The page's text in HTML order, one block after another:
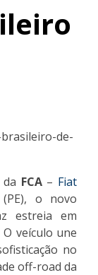
FCA– Fiat
o novo
estreia em
veículo une
no
off-road da